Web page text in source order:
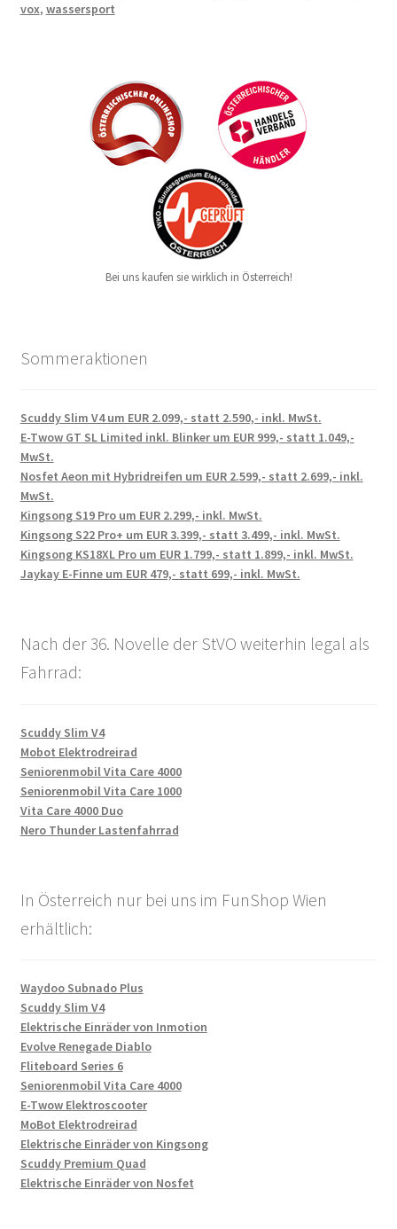
vox, wassersport
Bei uns kaufen sie wirklich in Österreich!
Sommeraktionen
Scuddy Slim V4 um EUR 2.099,- statt 2.590,- inkl. MwSt.
E-Twow GT SL Limited inkl. Blinker um EUR 999,- statt 1.049,-
MwSt.
Nosfet Aeon mit Hybridreifen um EUR 2.599,- statt 2.699,- inkl.
MwSt.
Kingsong S19 Pro um EUR 2.299,- inkl. MwSt.
Kingsong S22 Pro+ um EUR 3.399,- statt 3.499,- inkl. MwSt.
Kingsong KS18XL Pro um EUR 1.799,- statt 1.899,- inkl. MwSt.
Jaykay E-Finne um EUR 479,- statt 699,- inkl. MwSt.
Nach der 36. Novelle der StVO weiterhin legal als
Fahrrad:
Scuddy Slim V4
Mobot Elektrodreirad
Seniorenmobil Vita Care 4000
Seniorenmobil Vita Care 1000
Vita Care 4000 Duo
Nero Thunder Lastenfahrrad
In Österreich nur bei uns im FunShop Wien
erhältlich:
Waydoo Subnado Plus
Scuddy Slim V4
Elektrische Einräder von Inmotion
Evolve Renegade Diablo
Fliteboard Series 6
Seniorenmobil Vita Care 4000
E-Twow Elektroscooter
MoBot Elektrodreirad
Elektrische Einräder von Kingsong
Scuddy Premium Quad
Elektrische Einräder von Nosfet